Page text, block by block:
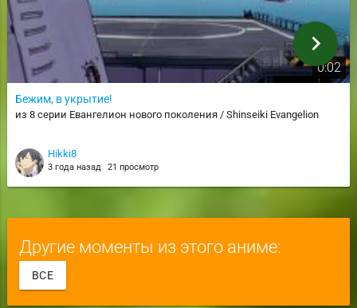
0:02
Бежим, в укрытие!
из 8 серии Евангелион нового поколения / Shinseiki Evangelion
Hikki8
3 года назад 21 просмотр
chevron_right
Другие моменты из этого аниме:
ВСЕ